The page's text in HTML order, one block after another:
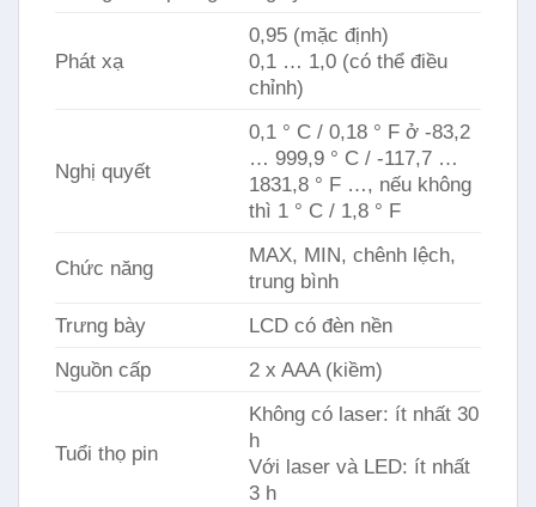
Phát xạ
0,95 (mặc định)
0,1 … 1,0 (có thể điều
chỉnh)
Nghị quyết
0,1 ° C / 0,18 ° F ở -83,2
… 999,9 ° C / -117,7 …
1831,8 ° F …, nếu không
thì 1 ° C / 1,8 ° F
Chức năng
MAX, MIN, chênh lệch,
trung bình
Trưng bày
LCD có đèn nền
Nguồn cấp
2 x AAA (kiềm)
Tuổi thọ pin
Không có laser: ít nhất 30
h
Với laser và LED: ít nhất
3 h